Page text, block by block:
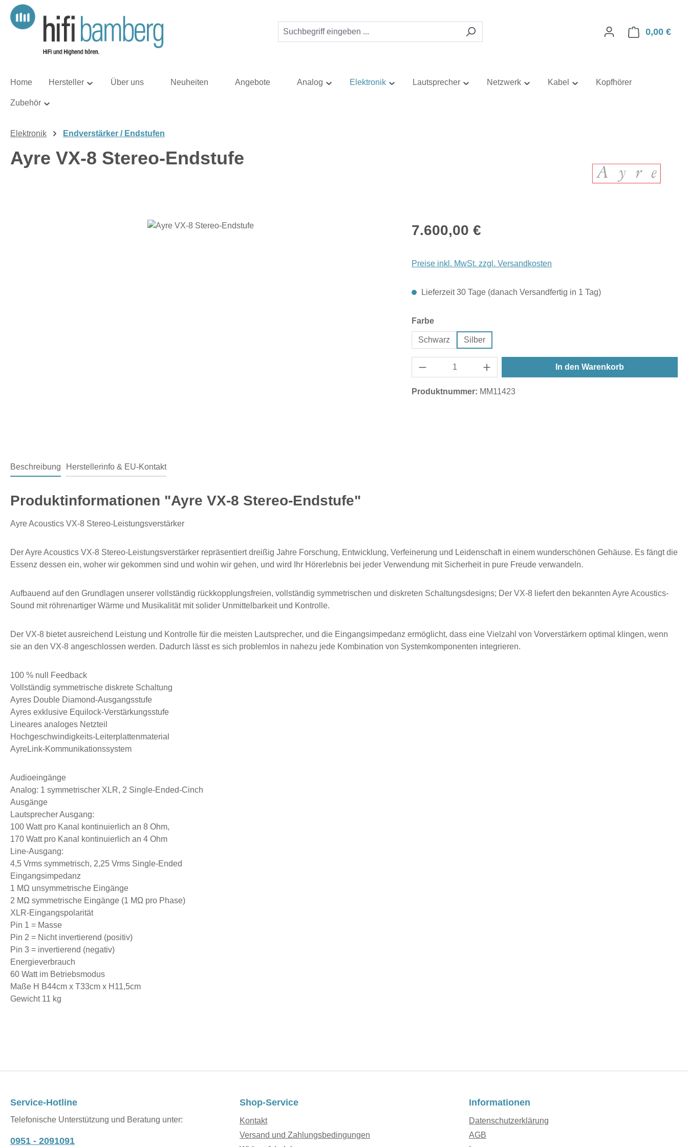
Hauptinhalt springen
Zur Suche springen
Zur Hauptnavigation springen
0,00 €
Home Hersteller Über uns Neuheiten Angebote Analog Elektronik Lautsprecher Netzwerk Kabel Kopfhörer
Zubehör
Elektronik Endverstärker / Endstufen
Ayre VX-8 Stereo-Endstufe
Regulärer Preis:
7.600,00 €
Preise inkl. MwSt. zzgl. Versandkosten
Lieferzeit 30 Tage (danach Versandfertig in 1 Tag)
Farbeauswählen
Schwarz Silber
In den Warenkorb
Produktnummer: MM11423
Beschreibung Herstellerinfo & EU-Kontakt
Produktinformationen "Ayre VX-8 Stereo-Endstufe"
Ayre Acoustics VX-8 Stereo-Leistungsverstärker
Der Ayre Acoustics VX-8 Stereo-Leistungsverstärker repräsentiert dreißig Jahre Forschung, Entwicklung, Verfeinerung und Leidenschaft in einem wunderschönen Gehäuse. Es fängt die
Essenz dessen ein, woher wir gekommen sind und wohin wir gehen, und wird Ihr Hörerlebnis bei jeder Verwendung mit Sicherheit in pure Freude verwandeln.
Aufbauend auf den Grundlagen unserer vollständig rückkopplungsfreien, vollständig symmetrischen und diskreten Schaltungsdesigns; Der VX-8 liefert den bekannten Ayre Acoustics-
Sound mit röhrenartiger Wärme und Musikalität mit solider Unmittelbarkeit und Kontrolle.
Der VX-8 bietet ausreichend Leistung und Kontrolle für die meisten Lautsprecher, und die Eingangsimpedanz ermöglicht, dass eine Vielzahl von Vorverstärkern optimal klingen, wenn
sie an den VX-8 angeschlossen werden. Dadurch lässt es sich problemlos in nahezu jede Kombination von Systemkomponenten integrieren.
100 % null Feedback
Vollständig symmetrische diskrete Schaltung
Ayres Double Diamond-Ausgangsstufe
Ayres exklusive Equilock-Verstärkungsstufe
Lineares analoges Netzteil
Hochgeschwindigkeits-Leiterplattenmaterial
AyreLink-Kommunikationssystem
Audioeingänge
Analog: 1 symmetrischer XLR, 2 Single-Ended-Cinch
Ausgänge
Lautsprecher Ausgang:
100 Watt pro Kanal kontinuierlich an 8 Ohm,
170 Watt pro Kanal kontinuierlich an 4 Ohm
Line-Ausgang:
4,5 Vrms symmetrisch, 2,25 Vrms Single-Ended
Eingangsimpedanz
1 MΩ unsymmetrische Eingänge
2 MΩ symmetrische Eingänge (1 MΩ pro Phase)
XLR-Eingangspolarität
Pin 1 = Masse
Pin 2 = Nicht invertierend (positiv)
Pin 3 = invertierend (negativ)
Energieverbrauch
60 Watt im Betriebsmodus
Maße H B44cm x T33cm x H11,5cm
Gewicht 11 kg
Service-Hotline
Telefonische Unterstützung und Beratung unter:
0951 - 2091091
Shop-Service
Kontakt
Versand und Zahlungsbedingungen
Informationen
Datenschutzerklärung
AGB